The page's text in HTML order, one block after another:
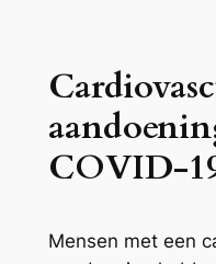
COVID-
Mensen met een